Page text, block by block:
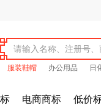
服装鞋帽 办公用品 日
电商商标 低价